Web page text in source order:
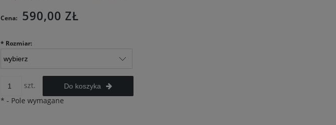
Cena: 590,00 ZŁ
* Rozmiar:
szt. Do koszyka
* - Pole wymagane